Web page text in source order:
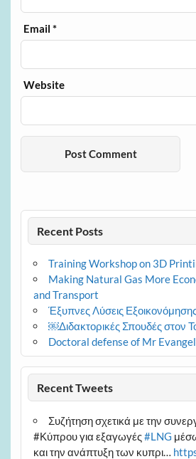
Email*
Website
Recent Posts
Training Workshop on 3D
Making Natural Gas More
and Transport
Έξυπνες Λύσεις
￼Διδακτορικές Σπουδές στον
Doctoral defense of Mr
Recent Tweets
Συζήτηση σχετικά με την
#Κύπρου για εξαγωγές#LNG
και την ανάπτυξη των κυπρι…